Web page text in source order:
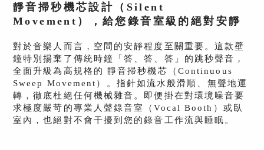
靜音掃秒機芯設計（Silent
Movement），給您錄音室級的絕對安靜
對於音樂人而言，空間的安靜程度至關重要。這款壁
鐘特別揚棄了傳統時鐘「答、答、答」的跳秒聲音，
全面升級為高規格的 靜音掃秒機芯（Continuous
Sweep Movement）。指針如流水般滑順、無聲地運
轉，徹底杜絕任何機械雜音。即便掛在對環境噪音要
求極度嚴苛的專業人聲錄音室（Vocal Booth）或臥
室內，也絕對不會干擾到您的錄音工作流與睡眠。